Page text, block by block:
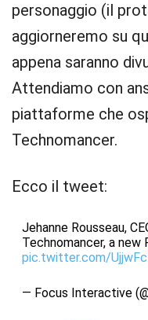
personaggio (il
aggiorneremo su
appena saranno
Attendiamo con
piattaforme che
Technomancer.
Ecco il tweet:
Jehanne Rousseau,
Technomancer, a new
pic.twitter.com/
— Focus Interactive